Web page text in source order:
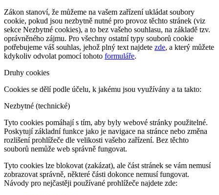
Zákon stanoví, že můžeme na vašem zařízení ukládat soubory
cookie, pokud jsou nezbytně nutné pro provoz těchto stránek (viz
sekce Nezbytné cookies), a to bez vašeho souhlasu, na základě tzv.
oprávněného zájmu. Pro všechny ostatní typy souborů cookie
potřebujeme váš souhlas, jehož plný text najdete zde, a který můžete
kdykoliv odvolat pomocí tohoto formuláře.
Druhy cookies
Cookies se dělí podle účelu, k jakému jsou využívány a ta takto:
Nezbytné (technické)
Tyto cookies pomáhají s tím, aby byly webové stránky použitelné.
Poskytují základní funkce jako je navigace na stránce nebo změna
rozlišení prohlížeče dle velikosti vašeho zařízení. Bez těchto
souborů nemůže web správně fungovat.
Tyto cookies lze blokovat (zakázat), ale část stránek se vám nemusí
zobrazovat správně, některé části dokonce nemusí fungovat.
Návody pro nejčastěji používané prohlížeče najdete zde: